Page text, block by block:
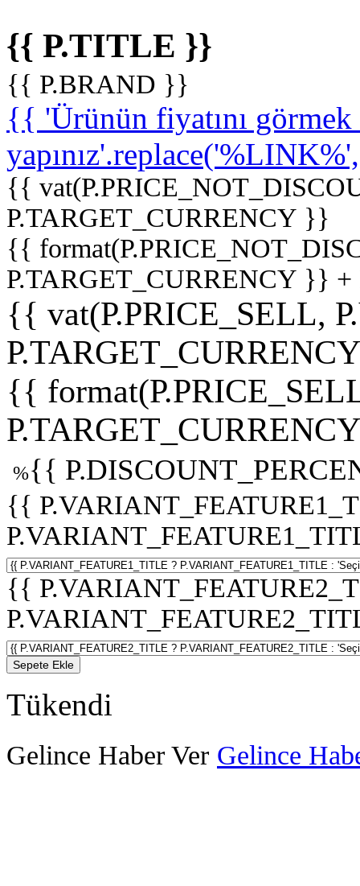
{{ P.TITLE }}
{{ P.BRAND }}
{{ 'Ürünün fiyatını
{{
P.TARGET_CURRENCY }}
{{
P.TARGET_CURRENCY }}
{{ vat(P.PRICE_SELL,
{{
%{{
{{
{{
Sepete Ekle
Tükendi
Gelince Haber Ver Gelince